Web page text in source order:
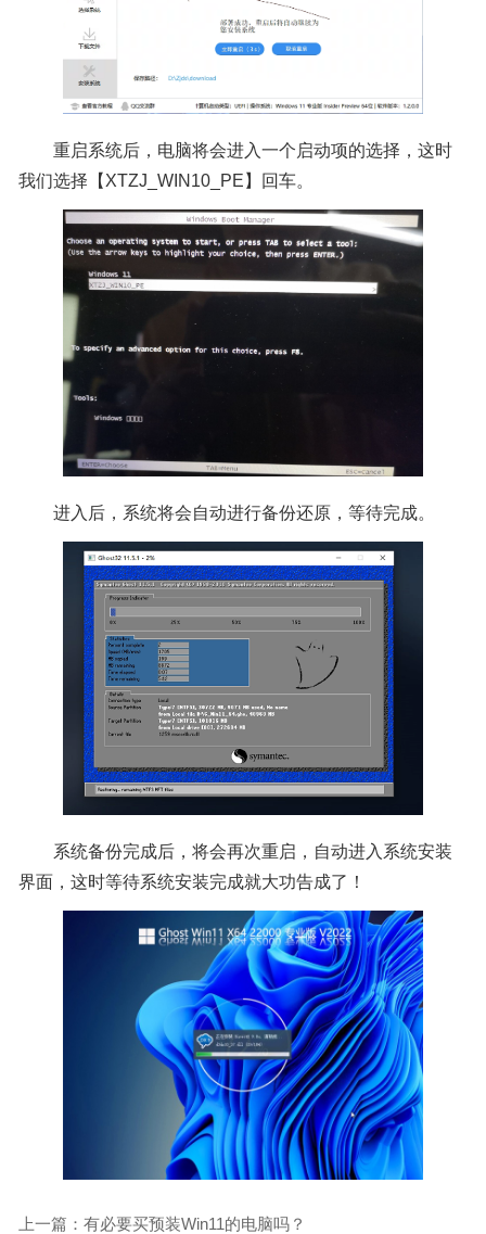
重启系统后，电脑将会进入一个启动项的选择，这时
我们选择【XTZJ_WIN10_PE】回车。
进入后，系统将会自动进行备份还原，等待完成。
系统备份完成后，将会再次重启，自动进入系统安装
界面，这时等待系统安装完成就大功告成了！
上一篇：有必要买预装Win11的电脑吗？